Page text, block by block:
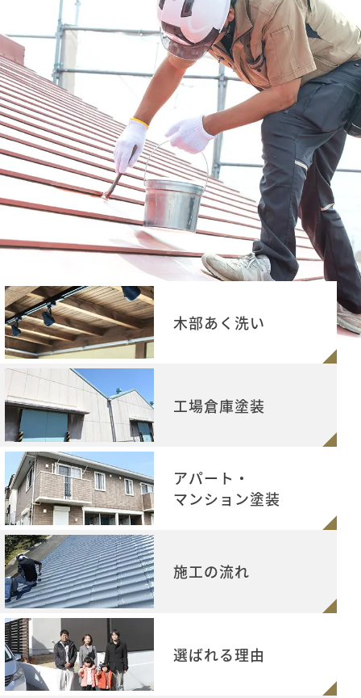
木部あく洗い
工場倉庫塗装
アパート・
マンション塗装
施工の流れ
選ばれる理由